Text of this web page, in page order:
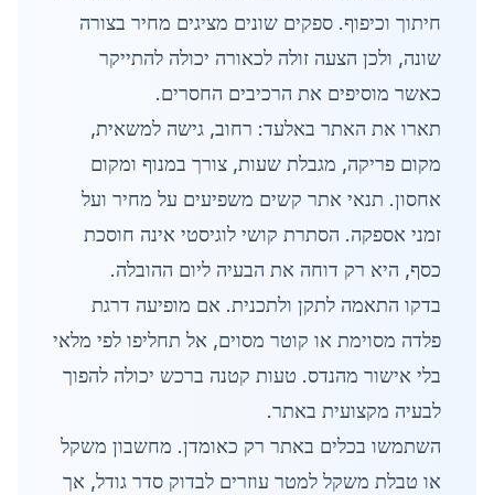
חיתוך וכיפוף. ספקים שונים מציגים מחיר בצורה
שונה, ולכן הצעה זולה לכאורה יכולה להתייקר
כאשר מוסיפים את הרכיבים החסרים.
תארו את האתר באלעד: רחוב, גישה למשאית,
מקום פריקה, מגבלת שעות, צורך במנוף ומקום
אחסון. תנאי אתר קשים משפיעים על מחיר ועל
זמני אספקה. הסתרת קושי לוגיסטי אינה חוסכת
כסף, היא רק דוחה את הבעיה ליום ההובלה.
בדקו התאמה לתקן ולתכנית. אם מופיעה דרגת
פלדה מסוימת או קוטר מסוים, אל תחליפו לפי מלאי
בלי אישור מהנדס. טעות קטנה ברכש יכולה להפוך
לבעיה מקצועית באתר.
השתמשו בכלים באתר רק כאומדן. מחשבון משקל
או טבלת משקל למטר עוזרים לבדוק סדר גודל, אך